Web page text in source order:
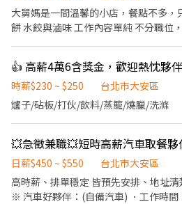
大舅媽是一間溫馨的小店，餐點不多，
餅 水餃與滷味 工作內容單純 不分職位，全方位作業。 鍋貼 滷味捲
如果看到這裡還有興趣 我們可以聊聊。
別錯過一個適合自己的地方。
時薪$230 ~ $250
台北市大安區
爐子/砧板/打伙/飲料/蒸籠/燒臘/洗滌
日薪$450 ~ $550
台北市大安區
高時薪、排單穩定 皆預先安排、地址
※ 汽車好夥伴：(自備汽車) ．工作時